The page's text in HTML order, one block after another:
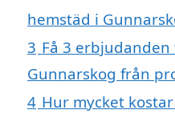
hemstäd i
3 Få 3
Gunnarskog från
4 Hur mycket